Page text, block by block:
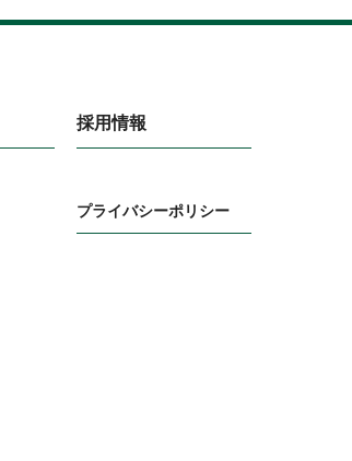
採用情報
プライバシーポリシー